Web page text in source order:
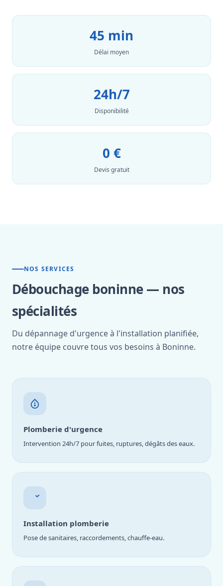
45 min
Délai moyen
24h/7
Disponibilité
0 €
Devis gratuit
NOS SERVICES
Débouchage boninne — nos
spécialités
Du dépannage d'urgence à l'installation planifiée,
notre équipe couvre tous vos besoins à Boninne.
Plomberie d'urgence
Intervention 24h/7 pour fuites, ruptures, dégâts des eaux.
Installation plomberie
Pose de sanitaires, raccordements, chauffe-eau.